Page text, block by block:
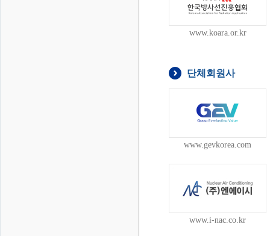
www.koara.or.kr
단체회원사
www.gevkorea.com
www.i-nac.co.kr